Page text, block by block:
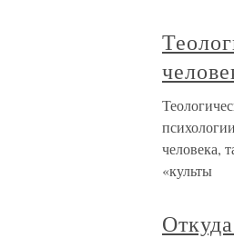
человека,
«культы